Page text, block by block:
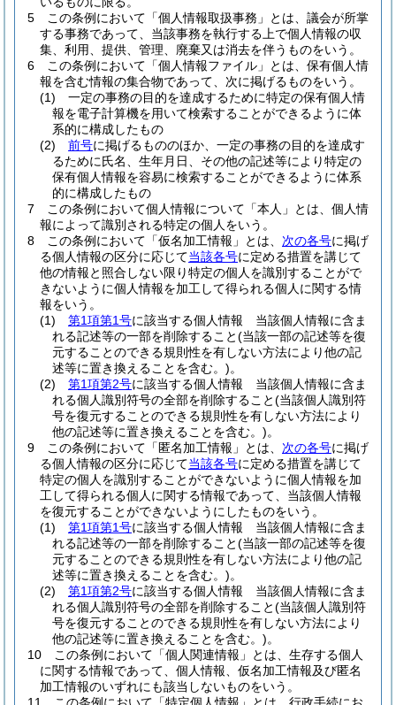
5
この条例において「個人情報取扱事務」とは、議会が所掌
する事務であって、当該事務を執行する上で個人情報の収
集、利用、提供、管理、廃棄又は消去を伴うものをいう。
6
この条例において「個人情報ファイル」とは、保有個人情
報を含む情報の集合物であって、次に掲げるものをいう。
(1)
一定の事務の目的を達成するために特定の保有個人情
報を電子計算機を用いて検索することができるように体
系的に構成したもの
(2)
前号に掲げるもののほか、一定の事務の目的を達成す
るために氏名、生年月日、その他の記述等により特定の
保有個人情報を容易に検索することができるように体系
的に構成したもの
7
この条例において個人情報について「本人」とは、個人情
報によって識別される特定の個人をいう。
8
この条例において「仮名加工情報」とは、 次の各号に掲げ
る個人情報の区分に応じて当該各号に定める措置を講じて
他の情報と照合しない限り特定の個人を識別することがで
きないように個人情報を加工して得られる個人に関する情
報をいう。
(1)
第1項第1号に該当する個人情報 当該個人情報に含ま
れる記述等の一部を削除すること(当該一部の記述等を復
元することのできる規則性を有しない方法により他の記
述等に置き換えることを含む。)。
(2)
第1項第2号に該当する個人情報 当該個人情報に含ま
れる個人識別符号の全部を削除すること(当該個人識別符
号を復元することのできる規則性を有しない方法により
他の記述等に置き換えることを含む。)。
9
この条例において「匿名加工情報」とは、 次の各号に掲げ
る個人情報の区分に応じて当該各号に定める措置を講じて
特定の個人を識別することができないように個人情報を加
工して得られる個人に関する情報であって、当該個人情報
を復元することができないようにしたものをいう。
(1)
第1項第1号に該当する個人情報 当該個人情報に含ま
れる記述等の一部を削除すること(当該一部の記述等を復
元することのできる規則性を有しない方法により他の記
述等に置き換えることを含む。)。
(2)
第1項第2号に該当する個人情報 当該個人情報に含ま
れる個人識別符号の全部を削除すること(当該個人識別符
号を復元することのできる規則性を有しない方法により
他の記述等に置き換えることを含む。)。
10
この条例において「個人関連情報」とは、生存する個人
に関する情報であって、個人情報、仮名加工情報及び匿名
加工情報のいずれにも該当しないものをいう。